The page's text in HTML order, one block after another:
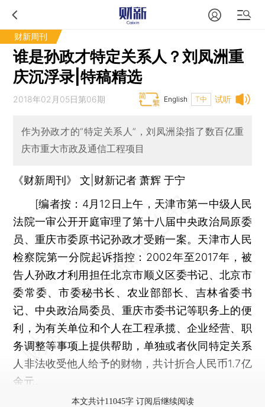
财新周刊
谁是孙政才特定关系人？刘凤洲重
庆沉浮录|特稿精选
试听
2018年02月05日第06期 T中
English
作为孙政才的“特定关系人”，刘凤洲染指了数百亿重
庆市重大市政及通信工程项目
《财新周刊》 文|财新记者 萧辉于宁
[编者按：4月12日上午，天津市第一中级人民
法院一审公开开庭审理了第十八届中央政治局原委
员、重庆市委原书记孙政才受贿一案。天津市人民
检察院第一分院起诉指控：2002年至2017年，被
告人孙政才利用担任北京市顺义区委书记、北京市
委常委、市委秘书长、农业部部长、吉林省委书
记、中央政治局委员、重庆市委书记等职务上的便
利，为有关单位和个人在工程承揽、企业经营、职
务调整等事项上提供帮助，单独或者伙同特定关系
人非法收受他人给予的财物，共计折合人民币1.7亿
余元。
本文共计11045字 订阅后继续阅读